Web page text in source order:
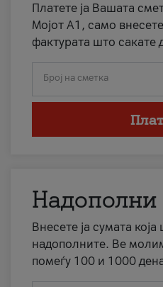
Платете ја Вашата
Мојот А1, само
фактурата што сакате
Број на сметка
Надополни
Внесете ја сумата која
надополните. Ве
помеѓу 100 и 1000